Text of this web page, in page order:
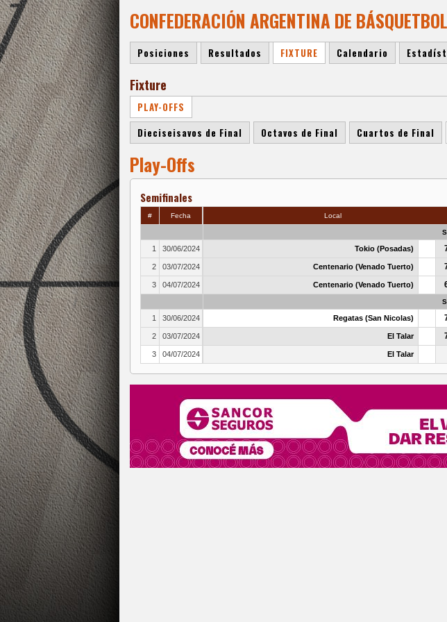
CONFEDERACIÓN ARGENTINA DE
Posiciones Resultados FIXTURE Calendario
Fixture
PLAY-OFFS
Dieciseisavos de Final
Octavos de Final Cuartos de Final
Play-Offs
Semifinales
# Fecha Local
1 30/06/2024 Tokio (Posadas)
2 03/07/2024 Centenario (Venado Tuerto)
3 04/07/2024 Centenario (Venado Tuerto)
1 30/06/2024 Regatas (San Nicolas)
2 03/07/2024 El Talar
3 04/07/2024 El Talar